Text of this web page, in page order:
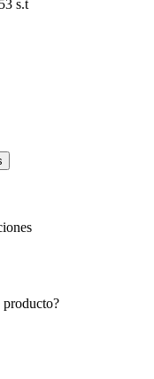
producto?